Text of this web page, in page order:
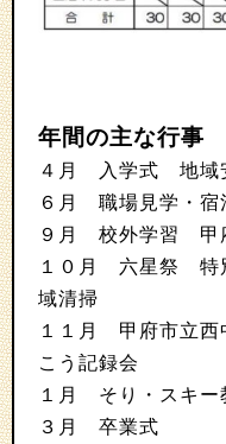
年間の主な行事
４月 入学式 地域
６月 職場見学・宿
９月 校外学習 甲
１０月 六星祭 特
域清掃
１１月 甲府市立
こう記録会
１月 そり・スキー
３月 卒業式